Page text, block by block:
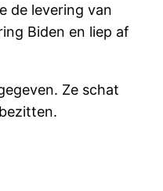
de levering van
Biden en liep af
Ze schat